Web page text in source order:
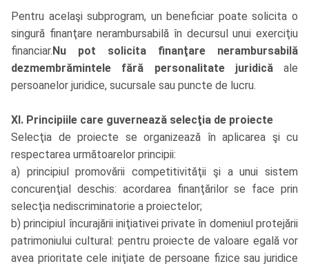
Pentru acelaşi subprogram, un beneficiar poate solicita o
singură finanţare nerambursabilă în decursul unui exerciţiu
financiar.Nu pot solicita finanţare nerambursabilă
dezmembrămintele fără personalitate juridicăale
persoanelor juridice, sucursale sau puncte de lucru.
XI. Principiile care guvernează selecţia de proiecte
Selecţia de proiecte se organizează în aplicarea şi cu
respectarea următoarelor principii:
a) principiul promovării competitivităţii şi a unui sistem
concurenţial deschis: acordarea finanţărilor se face prin
selecţia nediscriminatorie a proiectelor;
b) principiul încurajării iniţiativei private în domeniul protejării
patrimoniului cultural: pentru proiecte de valoare egală vor
avea prioritate cele iniţiate de persoane fizice sau juridice